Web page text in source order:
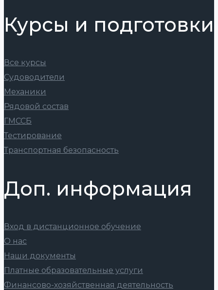
Курсы и подготовки
Все курсы
Судоводители
Механики
Рядовой состав
ГМССБ
Тестирование
Транспортная безопасность
Доп. информация
Вход в дистанционное обучение
О нас
Наши документы
Платные образовательные услуги
Финансово-хозяйственная деятельность